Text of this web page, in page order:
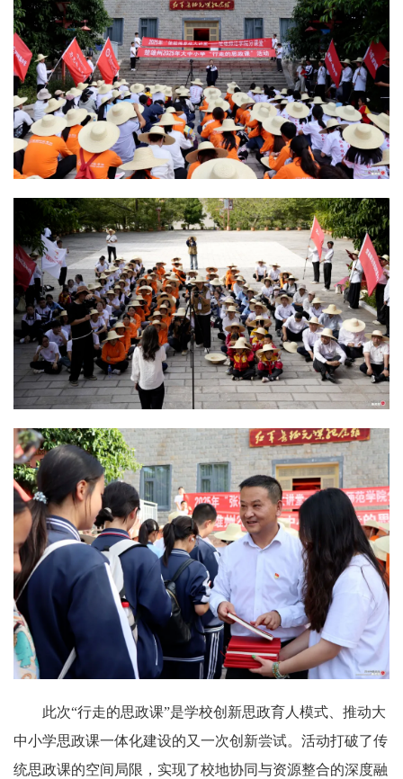
此次“行走的思政课”是学校创新思政育人模式、推动大
中小学思政课一体化建设的又一次创新尝试。活动打破了传
统思政课的空间局限，实现了校地协同与资源整合的深度融